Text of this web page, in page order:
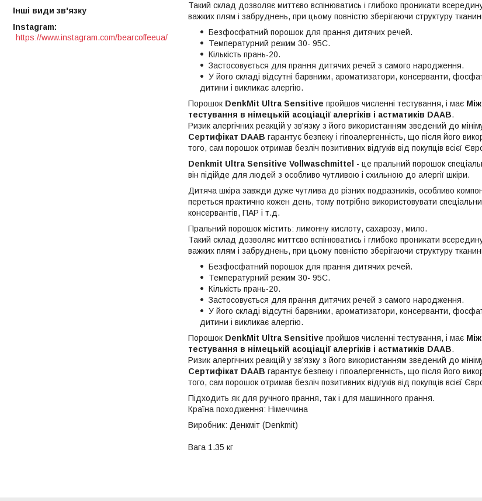
Такий склад дозволяє миттєво вспінюватись і глибоко проникати
важких плям і забруднень, при цьому повністю зберігаючи структуру
Безфосфатний порошок для прання дитячих речей.
Температурний режим 30- 95С.
Кількість прань-20.
Застосовується для прання дитячих речей з самого народження.
У його складі відсутні барвники, ароматизатори, консерванти,
дитини і викликає алергію.
Порошок DenkMit Ultra Sensitive пройшов численні тестування, і має
тестування в німецькій асоціації алергіків і астматиків DAAB.
Ризик алергічних реакцій у зв'язку з його використанням зведений до
Сертифікат DAAB гарантує безпеку і гіпоалергенність, що після його
того, сам порошок отримав безліч позитивних відгуків від покупців всієї
Denkmit Ultra Sensitive Vollwaschmittel
- це пральний порошок
він підійде для людей з особливо чутливою і схильною до алергії шкіри.
Дитяча шкіра завжди дуже чутлива до різних подразників, особливо
переться практично кожен день, тому потрібно використовувати
консервантів, ПАР і т.д.
Пральний порошок містить: лимонну кислоту, сахарозу, мило.
Такий склад дозволяє миттєво вспінюватись і глибоко проникати
важких плям і забруднень, при цьому повністю зберігаючи структуру
Безфосфатний порошок для прання дитячих речей.
Температурний режим 30- 95С.
Кількість прань-20.
Застосовується для прання дитячих речей з самого народження.
У його складі відсутні барвники, ароматизатори, консерванти,
дитини і викликає алергію.
Порошок DenkMit Ultra Sensitive пройшов численні тестування, і має
тестування в німецькій асоціації алергіків і астматиків DAAB.
Ризик алергічних реакцій у зв'язку з його використанням зведений до
Сертифікат DAAB гарантує безпеку і гіпоалергенність, що після його
того, сам порошок отримав безліч позитивних відгуків від покупців всієї
Підходить як для ручного прання, так і для машинного прання.
Країна походження: Німеччина
Виробник: Денкміт (Denkmit)
Вага 1.35 кг
Інші види зв'язку
Instagram
https://www.instagram.com/bearcoffeeua/